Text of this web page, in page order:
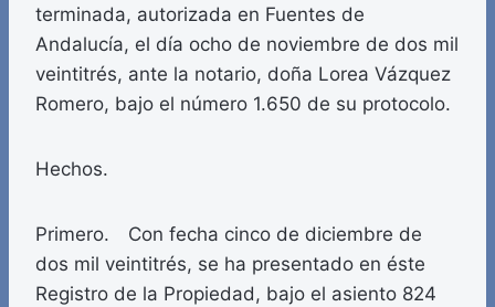
terminada, autorizada en Fuentes de
Andalucía, el día ocho de noviembre de dos mil
veintitrés, ante la notario, doña Lorea Vázquez
Romero, bajo el número 1.650 de su protocolo.
Hechos.
Primero. Con fecha cinco de diciembre de
dos mil veintitrés, se ha presentado en éste
Registro de la Propiedad, bajo el asiento 824